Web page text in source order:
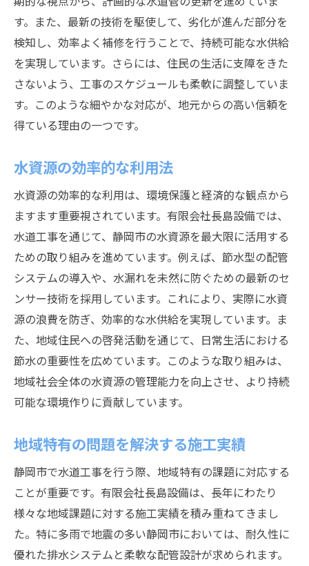
す。また、最新の技術を駆使して、劣化が進んだ部分を
検知し、効率よく補修を行うことで、持続可能な水供給
を実現しています。さらには、住民の生活に支障をきた
さないよう、工事のスケジュールも柔軟に調整していま
す。このような細やかな対応が、地元からの高い信頼を
得ている理由の一つです。
水資源の効率的な利用法
水資源の効率的な利用は、環境保護と経済的な観点から
ますます重要視されています。有限会社長島設備では、
水道工事を通じて、静岡市の水資源を最大限に活用する
ための取り組みを進めています。例えば、節水型の配管
システムの導入や、水漏れを未然に防ぐための最新のセ
ンサー技術を採用しています。これにより、実際に水資
源の浪費を防ぎ、効率的な水供給を実現しています。ま
た、地域住民への啓発活動を通じて、日常生活における
節水の重要性を広めています。このような取り組みは、
地域社会全体の水資源の管理能力を向上させ、より持続
可能な環境作りに貢献しています。
地域特有の問題を解決する施工実績
静岡市で水道工事を行う際、地域特有の課題に対応する
ことが重要です。有限会社長島設備は、長年にわたり
様々な地域課題に対する施工実績を積み重ねてきまし
た。特に多雨で地震の多い静岡市においては、耐久性に
優れた排水システムと柔軟な配管設計が求められます。